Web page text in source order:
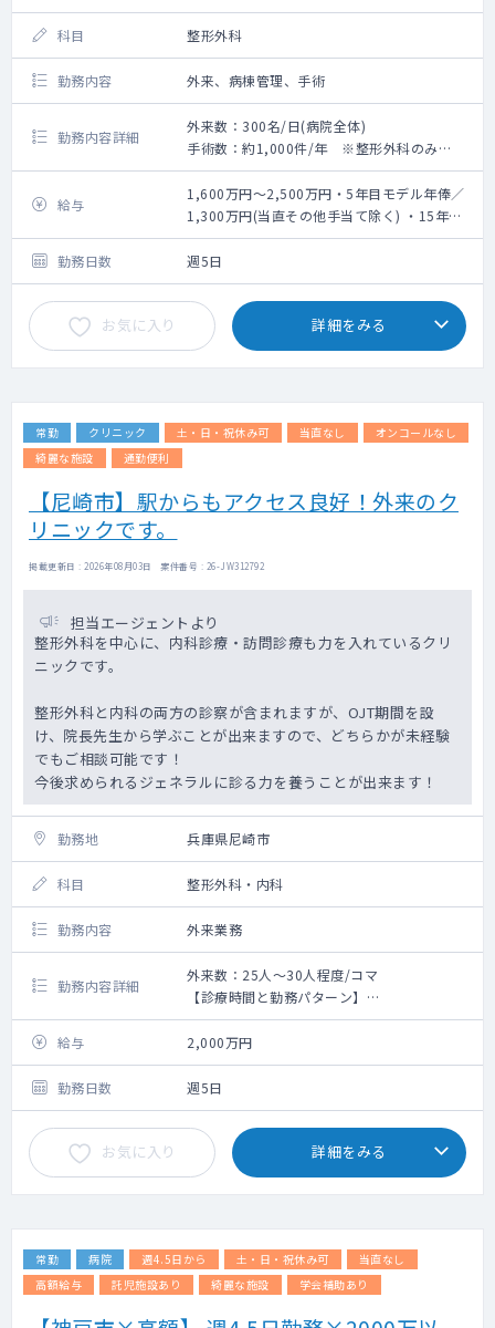
科目 整形外科
勤務内容 外来、病棟管理、手術
勤務内容詳細
外来数：300名/日(病院全体)
手術数：約1,000件/年 ※整形外科のみ
《整形外科外来》
・外来コマ数：3コマ程度/週
・外来患者数：20～30名/コマ
《病棟管理》
・担当患者数：5～10名
《オペ》
・総手術件数：約1,000件/年
・手術時の麻酔：常勤麻酔医が担当
・手術室：4室中1室使用
手の外科
給与
1,600万円～2,500万円・5年目モデル年俸／
1,300万円(当直その他手当て除く) ・15年目
モデル年俸／1,700万円(当直その他手当て除
く)
勤務日数 週5日
お気に入り 詳細をみる
常勤 クリニック 土・日・祝休み可 当直なし
オンコールなし
綺麗な施設
通勤便利
【尼崎市】駅からもアクセス良好！外来のク
リニックです。
掲載更新日 : 2026年08月03日 案件番号 : 26-JW312792
担当エージェントより
整形外科を中心に、内科診療・訪問診療も力を入れているクリ
ニックです。
整形外科と内科の両方の診察が含まれますが、OJT期間を設
け、院長先生から学ぶことが出来ますので、どちらかが未経験
でもご相談可能です！
今後求められるジェネラルに診る力を養うことが出来ます！
勤務地 兵庫県尼崎市
科目 整形外科・内科
勤務内容 外来業務
勤務内容詳細
外来数：25人～30人程度/コマ
【診療時間と勤務パターン】
午前診 9:00～12:30
午後診 15:30～19:00
【業務内容】
外来業務（整形外科6割、内科4割程度で
す。）
・整形外科外来
＜ひざ痛や腰痛などの慢性疾患・関節腔
て、病院へ紹介）・リハ問診（指示だし）＞
・内科外来
給与 2,000万円
勤務日数 週5日
お気に入り 詳細をみる
常勤 病院 週4.5日から 土・日・祝休み可
当直なし
高額給与
託児施設あり 綺麗な施設 学会補助あり